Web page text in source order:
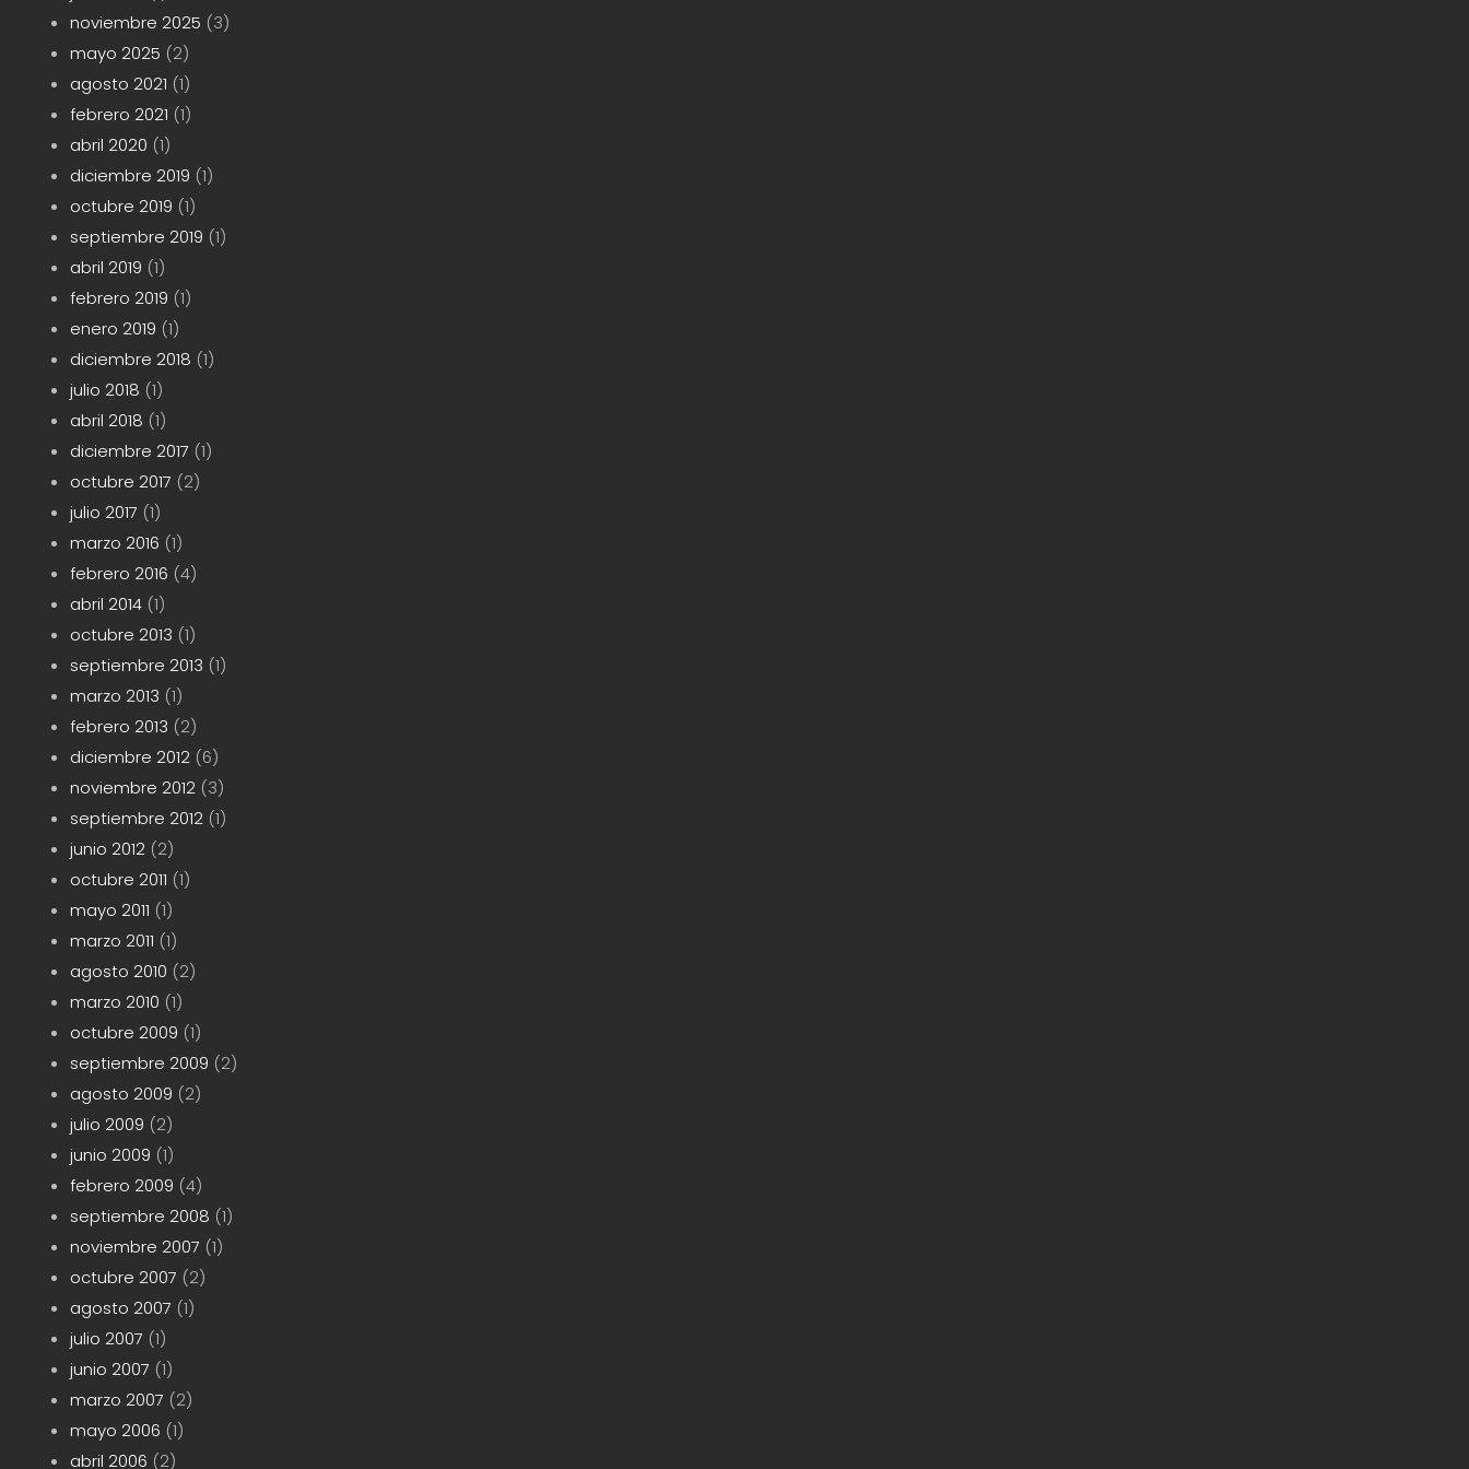
noviembre 2025 (3)
mayo 2025 (2)
agosto 2021 (1)
febrero 2021 (1)
abril 2020 (1)
diciembre 2019 (1)
octubre 2019 (1)
septiembre 2019 (1)
abril 2019 (1)
febrero 2019 (1)
enero 2019 (1)
diciembre 2018 (1)
julio 2018 (1)
abril 2018 (1)
diciembre 2017 (1)
octubre 2017 (2)
julio 2017 (1)
marzo 2016 (1)
febrero 2016 (4)
abril 2014(1)
octubre 2013 (1)
septiembre 2013 (1)
marzo 2013 (1)
febrero 2013 (2)
diciembre 2012(6)
noviembre 2012(3)
septiembre 2012(1)
junio 2012(2)
octubre 2011 (1)
mayo 2011 (1)
marzo 2011 (1)
agosto 2010 (2)
marzo 2010 (1)
octubre 2009 (1)
septiembre 2009 (2)
agosto 2009 (2)
julio 2009 (2)
junio 2009 (1)
febrero 2009 (4)
septiembre 2008 (1)
noviembre 2007 (1)
octubre 2007 (2)
agosto 2007 (1)
julio 2007 (1)
junio 2007 (1)
marzo 2007 (2)
mayo 2006 (1)
abril 2006 (2)